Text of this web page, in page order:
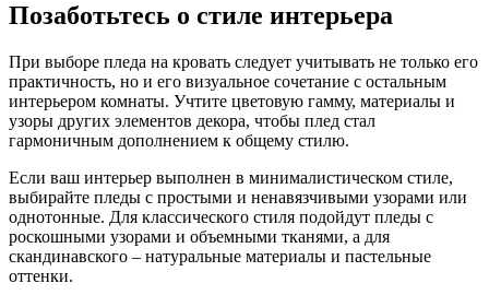
Позаботьтесь о стиле интерьера
При выборе пледа на кровать следует учитывать не только его
практичность, но и его визуальное сочетание с остальным
интерьером комнаты. Учтите цветовую гамму, материалы и
узоры других элементов декора, чтобы плед стал
гармоничным дополнением к общему стилю.
Если ваш интерьер выполнен в минималистическом стиле,
выбирайте пледы с простыми и ненавязчивыми узорами или
однотонные. Для классического стиля подойдут пледы с
роскошными узорами и объемными тканями, а для
скандинавского – натуральные материалы и пастельные
оттенки.